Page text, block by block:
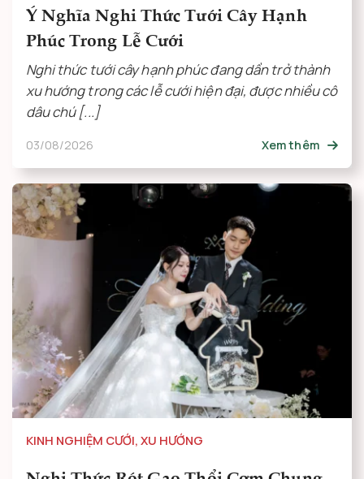
Ý Nghĩa Nghi Thức Tưới Cây Hạnh
Phúc Trong Lễ Cưới
Nghi thức tưới cây hạnh phúc đang dần trở thành
xu hướng trong các lễ cưới hiện đại, được nhiều cô
dâu chú [...]
03/08/2026 Xem thêm
KINH NGHIỆM CƯỚI, XU HƯỚNG